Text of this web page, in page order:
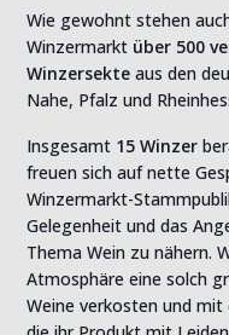
Wie gewohnt stehen
Winzermarkt über 500
Winzersekteaus den
Nahe, Pfalz und
Insgesamt 15 Winzer
freuen sich auf nette
Winzermarkt-
Gelegenheit und das
Thema Wein zu nähern.
Atmosphäre eine solch
Weine verkosten und